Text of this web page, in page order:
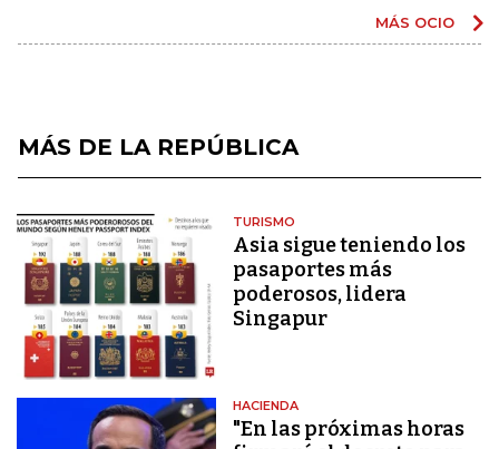
MÁS OCIO
MÁS DE LA REPÚBLICA
TURISMO
Asia sigue teniendo los
pasaportes más
poderosos, lidera
Singapur
HACIENDA
"En las próximas horas